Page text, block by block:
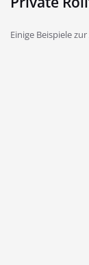
Einige Beispiele